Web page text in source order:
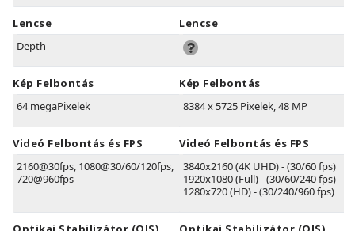
Lencse
Depth
Kép Felbontás
64 megaPixelek
Videó Felbontás és FPS
2160@30fps, 1080@30/60/120fps,
720@960fps
Lencse
Kép Felbontás
8384 x 5725 Pixelek, 48 MP
Videó Felbontás és FPS
3840x2160 (4K UHD) - (30/60 fps)
1920x1080 (Full) - (30/60/240 fps)
1280x720 (HD) - (30/240/960 fps)